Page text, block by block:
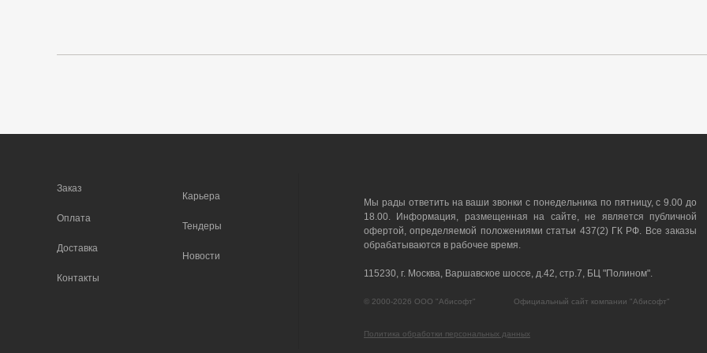
Заказ
Оплата
Доставка
Контакты
Карьера
Тендеры
Новости
Мы рады ответить на ваши звонки с понедельника по пятницу, с 9.00 до
18.00. Информация, размещенная на сайте, не является публичной
офертой, определяемой положениями статьи 437(2) ГК РФ. Все заказы
обрабатываются в рабочее время.
115230, г. Москва, Варшавское шоссе, д.42, стр.7, БЦ "Полином".
© 2000-2026 ООО "Абисофт" Официальный сайт компании "Абисофт"
Политика обработки персональных данных